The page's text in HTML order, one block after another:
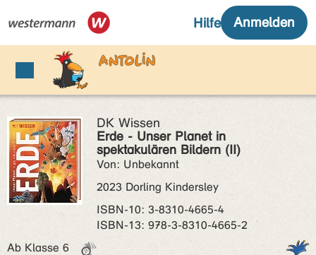
DK Wissen
Erde - Unser Planet in
spektakulären Bildern (II)
Von: Unbekannt
2023 Dorling Kindersley
ISBN‑10: 3-8310-4665-4
ISBN‑13: 978-3-8310-4665-2
Ab Klasse 6